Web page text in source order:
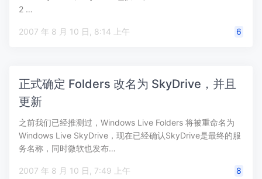
2 …
2007 年 8 月 10 日, 8:14 上午 6
正式确定 Folders 改名为 SkyDrive，并且
更新
之前我们已经推测过，Windows Live Folders 将被重命名为
Windows Live SkyDrive，现在已经确认SkyDrive是最终的服
务名称，同时微软也发布…
2007 年 8 月 10 日, 7:49 上午 8